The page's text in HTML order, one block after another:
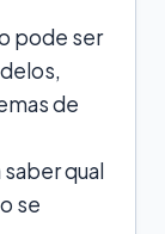
pode ser
de
qual
se